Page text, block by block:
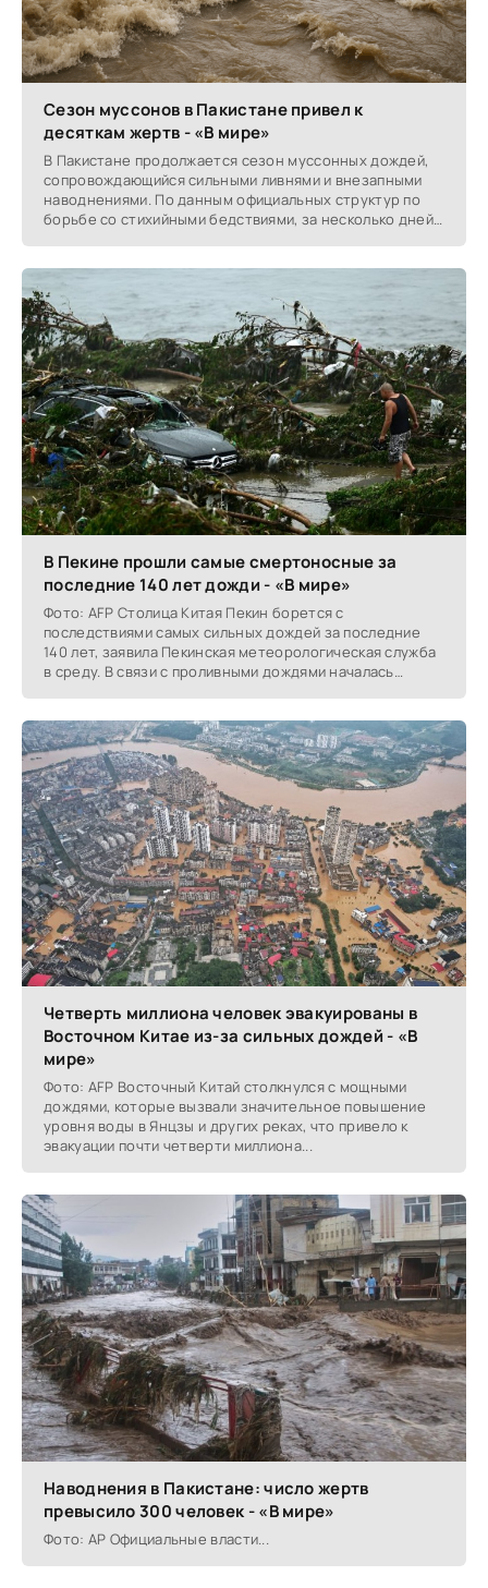
Сезон муссонов в Пакистане привел к
десяткам жертв - «В мире»
В Пакистане продолжается сезон муссонных дождей,
сопровождающийся сильными ливнями и внезапными
наводнениями. По данным официальных структур по
борьбе со стихийными бедствиями, за несколько дней
В Пекине прошли самые смертоносные за
последние 140 лет дожди - «В мире»
Фото: AFP Столица Китая Пекин борется с
последствиями самых сильных дождей за последние
140 лет, заявила Пекинская метеорологическая служба
в среду. В связи с проливными дождями началась
Четверть миллиона человек эвакуированы в
Восточном Китае из-за сильных дождей - «В
мире»
Фото: AFP Восточный Китай столкнулся с мощными
дождями, которые вызвали значительное повышение
уровня воды в Янцзы и других реках, что привело к
эвакуации почти четверти миллиона...
Наводнения в Пакистане: число жертв
превысило 300 человек - «В мире»
Фото: AP Официальные власти...